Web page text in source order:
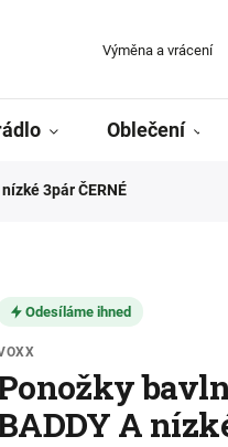
Výměna a vrácení
Oblečení
3pár ČERNÉ
Odesíláme ihned
A